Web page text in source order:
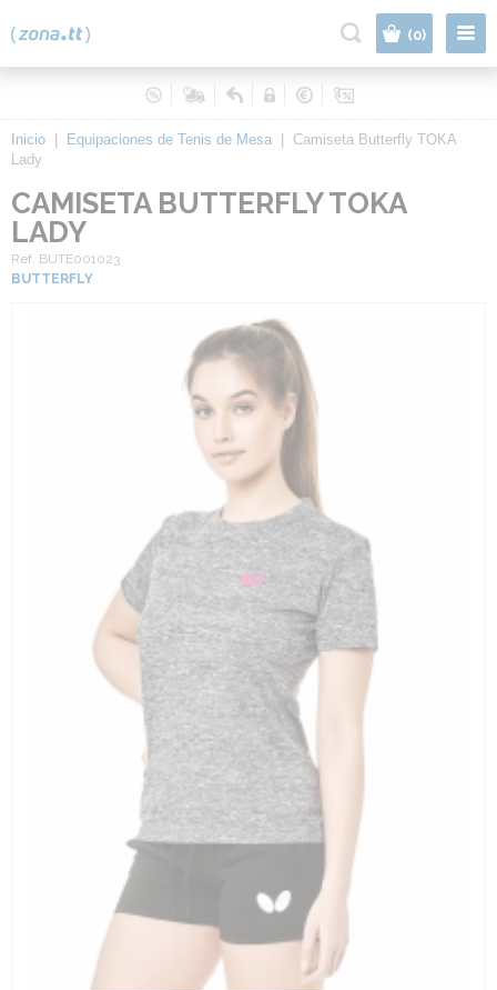
(0)
Inicio Equipaciones de Tenis de Mesa
Camiseta Butterfly TOKA
Lady
CAMISETA BUTTERFLY TOKA
LADY
Ref. BUTE001023
BUTTERFLY